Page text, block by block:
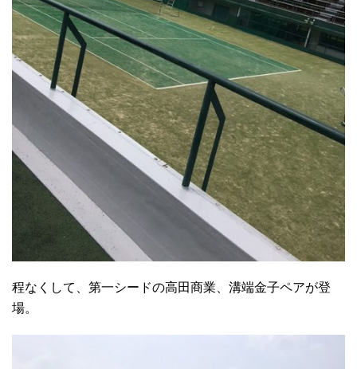
程なくして、第一シードの高田商業、溝端金子ペアが登
場。